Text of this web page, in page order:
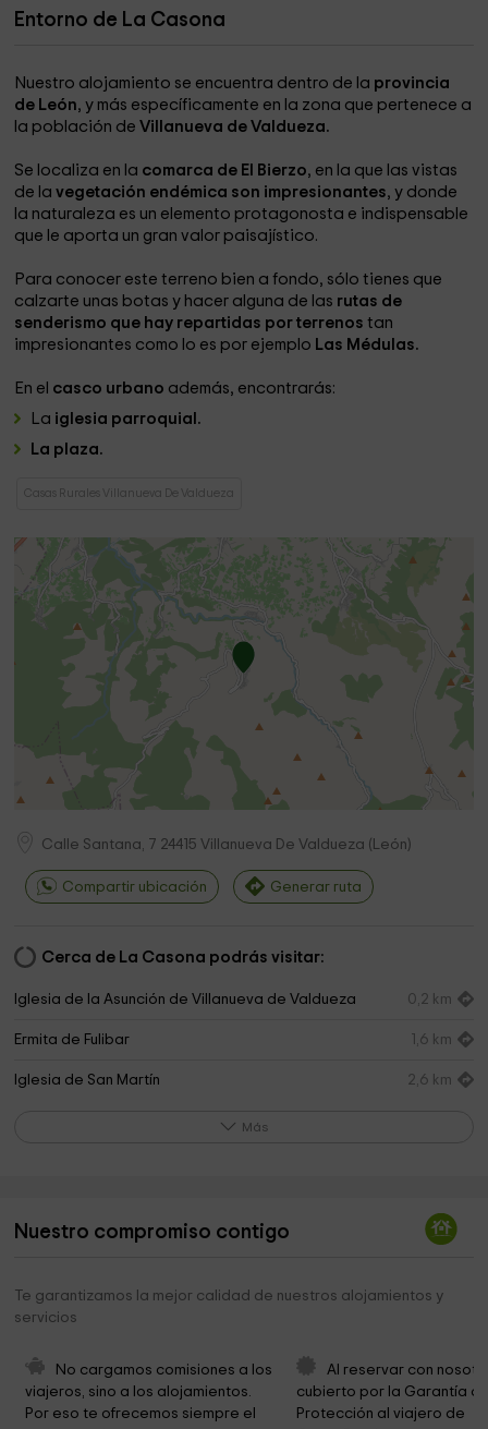
Entorno de La Casona
Nuestro alojamiento se encuentra dentro de la provincia
de León, y más específicamente en la zona que pertenece a
la población de Villanueva de Valdueza.
Se localiza en la comarca de El Bierzo, en la que las vistas
de lavegetación endémica son impresionantes, y donde
la naturaleza es un elemento protagonosta e indispensable
que le aporta un gran valor paisajístico.
Para conocer este terreno bien a fondo, sólo tienes que
calzarte unas botas y hacer alguna de las rutas de
senderismo que hay repartidas por terrenos tan
impresionantes como lo es por ejemplo Las Médulas.
En el casco urbano además, encontrarás:
La iglesia parroquial.
La plaza.
Casas Rurales Villanueva De Valdueza
Calle Santana, 7 24415 Villanueva De Valdueza ( León)
Compartir ubicación Generar ruta
Cerca de La Casona podrás visitar:
Iglesia de la Asunción de Villanueva de Valdueza 0,2 km
Ermita de Fulibar 1,6 km
Iglesia de San Martín 2,6 km
Iglesia Barroca del Cristo de la Veracruz
Iglesia de Santa María 5,1 km
Ermita de Santa María de los Escayos
Ermita
Iglesia de San Salvador
Más
Nuestro compromiso contigo
Te garantizamos la mejor calidad de nuestros alojamientos y
servicios
No cargamos comisiones a los
viajeros, sino a los alojamientos.
Por eso te ofrecemos siempre el
Al reservar con
cubierto por la Garantía
Protección al viajero de